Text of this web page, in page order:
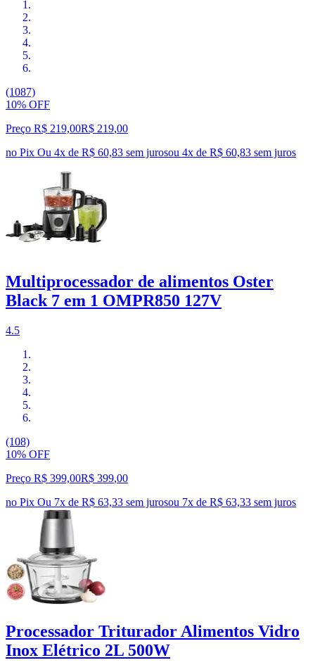
(1087)
10% OFF
Preço R$ 219,00R$ 219,00
no Pix Ou 4x de R$ 60,83 sem jurosou 4x de R$ 60,83 sem juros
Multiprocessador de alimentos Oster
Black 7 em 1 OMPR850 127V
4.5
(108)
10% OFF
Preço R$ 399,00R$ 399,00
no Pix Ou 7x de R$ 63,33 sem jurosou 7x de R$ 63,33 sem juros
Processador Triturador Alimentos Vidro
Inox Elétrico 2L 500W